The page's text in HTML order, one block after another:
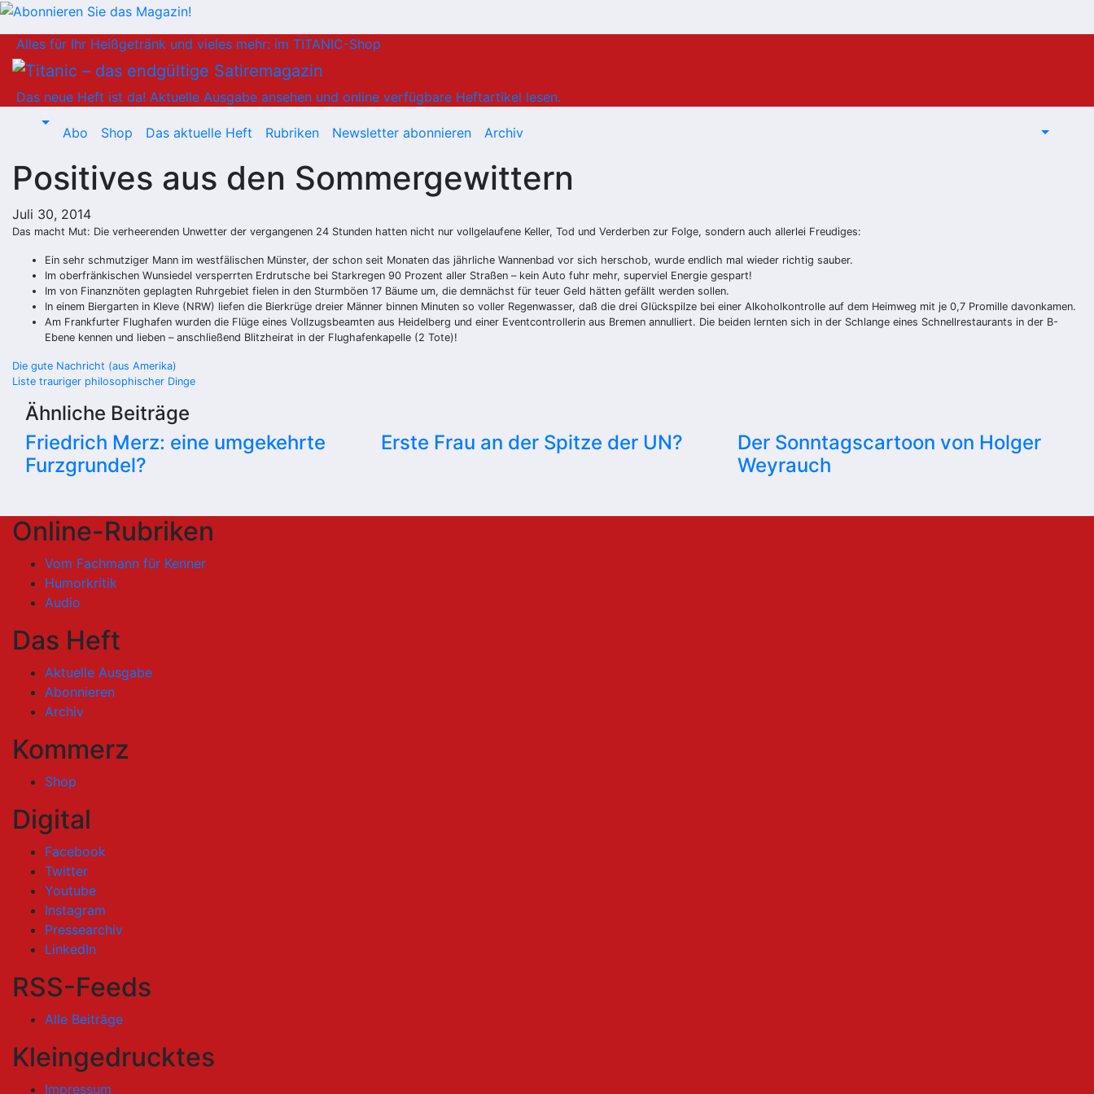
Inhalt
springen
Alles für Ihr Heißgetränk und vieles mehr: im TITANIC-Shop
Das neue Heft ist da! Aktuelle Ausgabe ansehen und online verfügbare Heftartikel lesen.
Abo Shop Das aktuelle Heft Rubriken Newsletter abonnieren Archiv
Positives aus den Sommergewittern
Juli 30, 2014
Das macht Mut: Die verheerenden Unwetter der vergangenen 24 Stunden hatten nicht nur vollgelaufene Keller, Tod und Verderben zur Folge, sondern auch allerlei Freudiges:
Ein sehr schmutziger Mann im westfälischen Münster, der schon seit Monaten das jährliche Wannenbad vor sich herschob, wurde endlich mal wieder richtig sauber.
Im oberfränkischen Wunsiedel versperrten Erdrutsche bei Starkregen 90 Prozent aller Straßen – kein Auto fuhr mehr, superviel Energie gespart!
Im von Finanznöten geplagten Ruhrgebiet fielen in den Sturmböen 17 Bäume um, die demnächst für teuer Geld hätten gefällt werden sollen.
In einem Biergarten in Kleve (NRW) liefen die Bierkrüge dreier Männer binnen Minuten so voller Regenwasser, daß die drei Glückspilze bei einer Alkoholkontrolle auf dem Heimweg mit je 0,7 Promille davonkamen.
Am Frankfurter Flughafen wurden die Flüge eines Vollzugsbeamten aus Heidelberg und einer Eventcontrollerin aus Bremen annulliert. Die beiden lernten sich in der Schlange eines Schnellrestaurants in der B-
Ebene kennen und lieben – anschließend Blitzheirat in der Flughafenkapelle (2 Tote)!
Beitragsnavigation
Die gute Nachricht (aus Amerika)
Liste trauriger philosophischer Dinge
Ähnliche Beiträge
Friedrich Merz: eine umgekehrte
Furzgrundel?
Erste Frau an der Spitze der UN?
Der Sonntagscartoon von Holger
Weyrauch
Online-Rubriken
Vom Fachmann für Kenner
Humorkritik
Audio
Das Heft
Aktuelle Ausgabe
Abonnieren
Archiv
Kommerz
Shop
Digital
Facebook
Twitter
Youtube
Instagram
Pressearchiv
LinkedIn
RSS-Feeds
Alle Beiträge
Kleingedrucktes
Impressum